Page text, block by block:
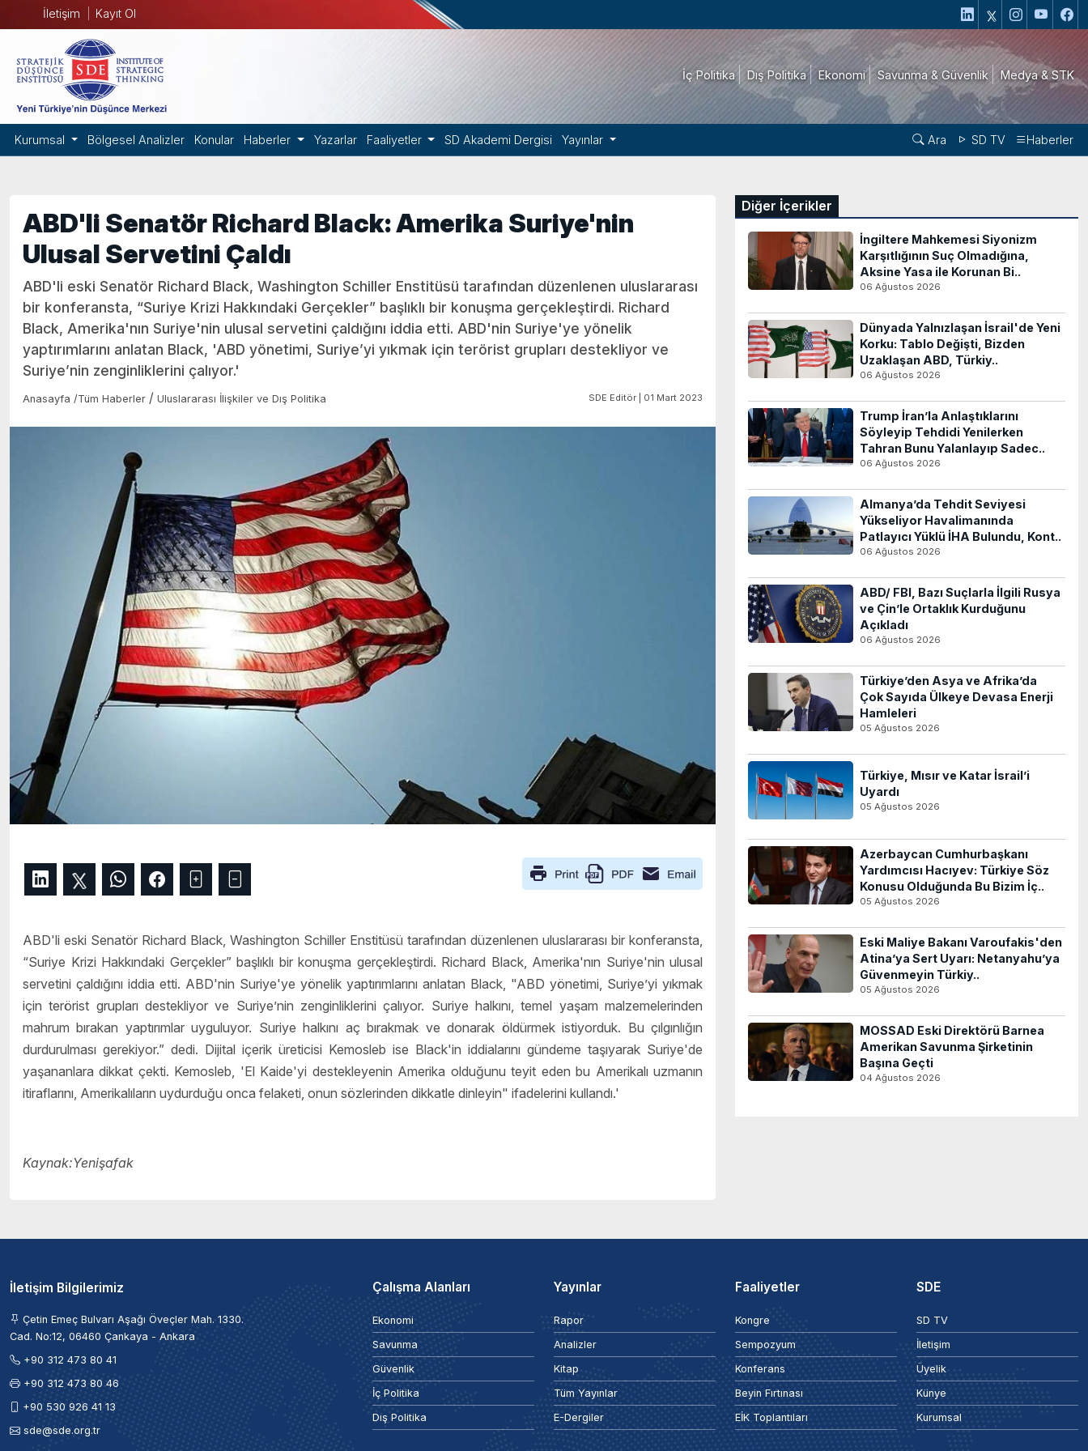
İletişim Kayıt Ol
İç Politika Dış Politika Ekonomi Savunma & Güvenlik Medya & STK
Kurumsal Bölgesel Analizler Konular Haberler Yazarlar Faaliyetler SD Akademi Dergisi Yayınlar Ara SD TV Haberler
ABD'li Senatör Richard Black: Amerika Suriye'nin
Ulusal Servetini Çaldı
ABD'li eski Senatör Richard Black, Washington Schiller Enstitüsü tarafından düzenlenen uluslararası
bir konferansta, “Suriye Krizi Hakkındaki Gerçekler” başlıklı bir konuşma gerçekleştirdi. Richard
Black, Amerika'nın Suriye'nin ulusal servetini çaldığını iddia etti. ABD'nin Suriye'ye yönelik
yaptırımlarını anlatan Black, 'ABD yönetimi, Suriye’yi yıkmak için terörist grupları destekliyor ve
Suriye’nin zenginliklerini çalıyor.'
Anasayfa /Tüm Haberler / Uluslararası İlişkiler ve Dış Politika SDE Editör | 01 Mart 2023
ABD'li eski Senatör Richard Black, Washington Schiller Enstitüsü tarafından düzenlenen uluslararası bir konferansta,
“Suriye Krizi Hakkındaki Gerçekler” başlıklı bir konuşma gerçekleştirdi. Richard Black, Amerika'nın Suriye'nin ulusal
servetini çaldığını iddia etti. ABD'nin Suriye'ye yönelik yaptırımlarını anlatan Black, "ABD yönetimi, Suriye’yi yıkmak
için terörist grupları destekliyor ve Suriye’nin zenginliklerini çalıyor. Suriye halkını, temel yaşam malzemelerinden
mahrum bırakan yaptırımlar uyguluyor. Suriye halkını aç bırakmak ve donarak öldürmek istiyorduk. Bu çılgınlığın
durdurulması gerekiyor.” dedi. Dijital içerik üreticisi Kemosleb ise Black'in iddialarını gündeme taşıyarak Suriye'de
yaşananlara dikkat çekti. Kemosleb, 'El Kaide'yi destekleyenin Amerika olduğunu teyit eden bu Amerikalı uzmanın
itiraflarını, Amerikalıların uydurduğu onca felaketi, onun sözlerinden dikkatle dinleyin" ifadelerini kullandı.'
Kaynak:Yenişafak
Diğer İçerikler
İngiltere Mahkemesi Siyonizm
Karşıtlığının Suç Olmadığına,
Aksine Yasa ile Korunan Bi..
06 Ağustos 2026
Dünyada Yalnızlaşan İsrail'de Yeni
Korku: Tablo Değişti, Bizden
Uzaklaşan ABD, Türkiy..
06 Ağustos 2026
Trump İran’la Anlaştıklarını
Söyleyip Tehdidi Yenilerken
Tahran Bunu Yalanlayıp Sadec..
06 Ağustos 2026
Almanya’da Tehdit Seviyesi
Yükseliyor Havalimanında
Patlayıcı Yüklü İHA Bulundu, Kont..
06 Ağustos 2026
ABD/ FBI, Bazı Suçlarla İlgili Rusya
ve Çin’le Ortaklık Kurduğunu
Açıkladı
06 Ağustos 2026
Türkiye’den Asya ve Afrika’da
Çok Sayıda Ülkeye Devasa Enerji
Hamleleri
05 Ağustos 2026
Türkiye, Mısır ve Katar İsrail’i
Uyardı
05 Ağustos 2026
Azerbaycan Cumhurbaşkanı
Yardımcısı Hacıyev: Türkiye Söz
Konusu Olduğunda Bu Bizim İç..
05 Ağustos 2026
Eski Maliye Bakanı Varoufakis'den
Atina’ya Sert Uyarı: Netanyahu’ya
Güvenmeyin Türkiy..
05 Ağustos 2026
MOSSAD Eski Direktörü Barnea
Amerikan Savunma Şirketinin
Başına Geçti
04 Ağustos 2026
İletişim Bilgilerimiz
Çetin Emeç Bulvarı Aşağı Öveçler Mah. 1330.
Cad. No:12, 06460 Çankaya - Ankara
+90 312 473 80 41
+90 312 473 80 46
+90 530 926 41 13
sde@sde.org.tr
Çalışma Alanları
Ekonomi
Savunma
Güvenlik
İç Politika
Dış Politika
Yayınlar
Rapor
Analizler
Kitap
Tüm Yayınlar
E-Dergiler
Faaliyetler
Kongre
Sempozyum
Konferans
Beyin Fırtınası
EİK Toplantıları
SDE
SD TV
İletişim
Üyelik
Künye
Kurumsal